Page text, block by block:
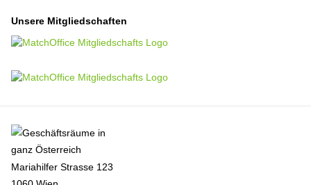
Unsere Mitgliedschaften
Mariahilfer Strasse 123